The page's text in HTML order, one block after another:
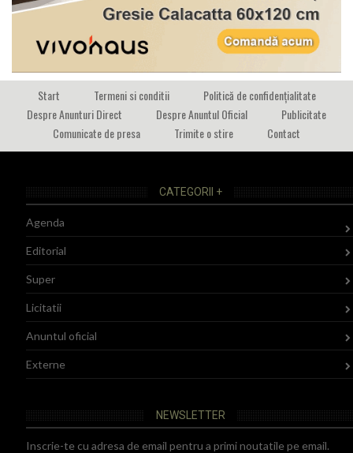
Start Termeni si conditii
Politică de confidențialitate
Despre Anunturi Direct
Despre Anuntul Oficial
Publicitate
Comunicate de presa
Trimite o stire Contact
CATEGORII +
Agenda
Editorial
Super
Licitatii
Anuntul oficial
Externe
NEWSLETTER
Inscrie-te cu adresa de email pentru a primi noutatile pe email.